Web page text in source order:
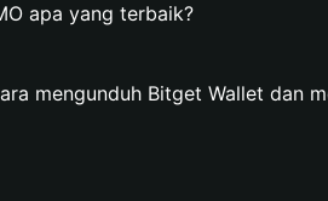
apa yang terbaik?
mengunduh Bitget Wallet dan